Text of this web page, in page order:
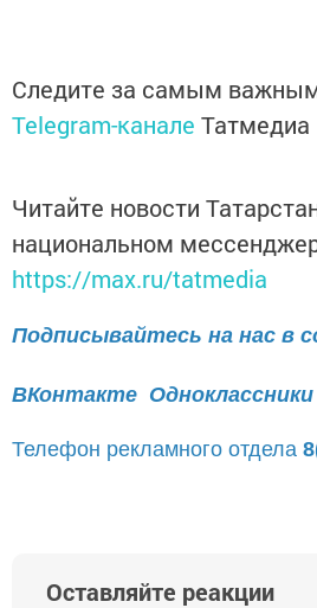
Следите за самым
Telegram-канале Татмедиа
Читайте новости
национальном
https://max.ru/tatmedia
Подписывайтесь на нас в
ВКонтакте Одноклассники
Телефон рекламного отдела
Оставляйте реакции